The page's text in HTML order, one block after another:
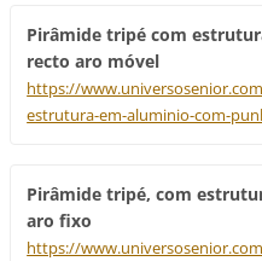
Pirâmide tripé com
recto aro móvel
https://
estrutura-em-aluminio-com-
Pirâmide tripé, com
aro fixo
https://